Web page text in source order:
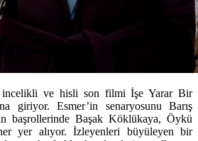
incelikli ve hisli son filmi İşe Yarar Bir
giriyor. Esmer’in senaryosunu Barış
başrollerinde Başak Köklükaya, Öykü
yer alıyor. İzleyenleri büyüleyen bir